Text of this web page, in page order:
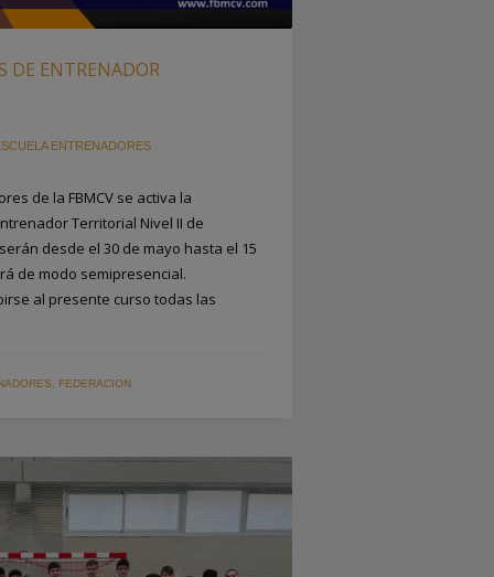
DE ENTRENADOR
ENTRENADORES
de la FBMCV se activa la
Territorial Nivel II de
desde el 30 de mayo hasta el 15
de modo semipresencial.
al presente curso todas las
FEDERACION